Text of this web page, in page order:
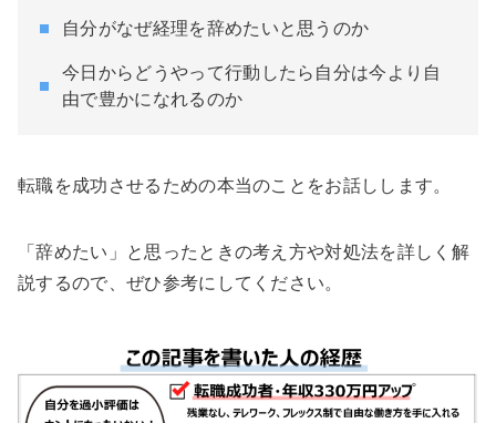
自分がなぜ経理を辞めたいと思うのか
今日からどうやって行動したら自分は今より自
由で豊かになれるのか
転職を成功させるための本当のことをお話しします。
「辞めたい」と思ったときの考え方や対処法を詳しく解
説するので、ぜひ参考にしてください。